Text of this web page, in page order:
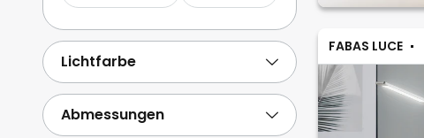
FABAS LUCE
Lichtfarbe
Abmessungen